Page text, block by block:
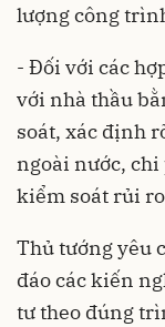
lượng công
- Đối với các
với nhà thầu
soát, xác định
ngoài nước,
kiểm soát rủi
Thủ tướng yêu
đáo các kiến
tư theo đúng